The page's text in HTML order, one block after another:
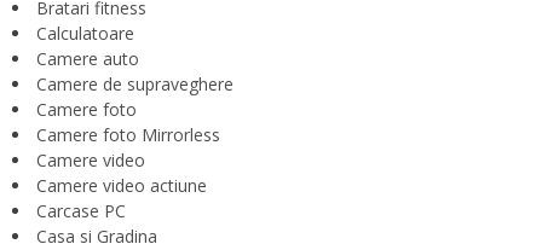
Bratari fitness
Calculatoare
Camere auto
Camere de supraveghere
Camere foto
Camere foto Mirrorless
Camere video
Camere video actiune
Carcase PC
Casa si Gradina